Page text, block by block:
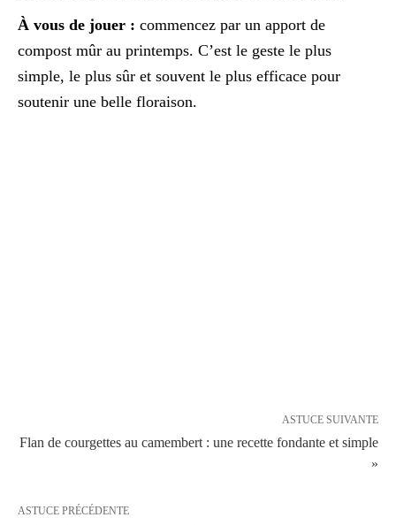
À vous de jouer : commencez par un apport de
compost mûr au printemps. C’est le geste le plus
simple, le plus sûr et souvent le plus efficace pour
soutenir une belle floraison.
ASTUCE SUIVANTE
Flan de courgettes au camembert : une recette fondante et simple
»
ASTUCE PRÉCÉDENTE